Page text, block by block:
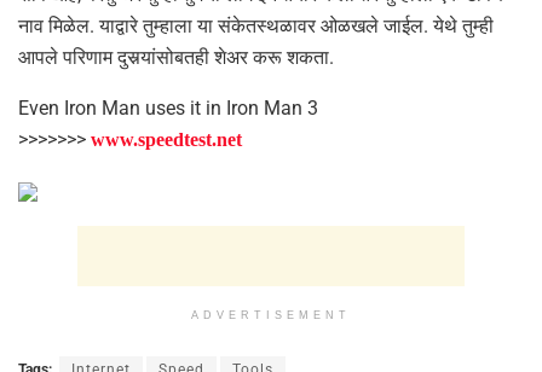
नाव मिळेल. याद्वारे तुम्हाला या संकेतस्थळावर ओळखले जाईल. येथे तुम्ही
आपले परिणाम दुसर्‍यांसोबतही शेअर करू शकता.
Even Iron Man uses it in Iron Man 3
>>>>>>> www.speedtest.net
ADVERTISEMENT